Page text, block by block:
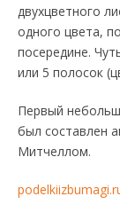
двухцветного
одного цвета,
посередине.
или 5 полосок
Первый
был составлен
Митчеллом.